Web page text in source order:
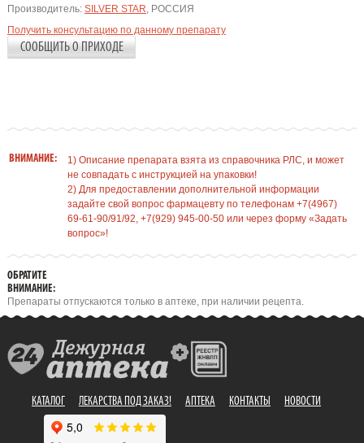
Производитель: SILVER STAR, РОССИЯ
Получить консультацию по данному препарату
СООБЩИТЬ О ПРИХОДЕ
ВНИМАНИЕ:
1) Описание препарата взята из справочника РЛС, и может
не совпадать с инструкцией на упаковки!
2) Для предоставлении дополнительной информации
задайте свой вопрос фармацевту по телефонам +7(4967)
69-61-90/91/92, +7(929) 945-00-50 или через форму «Задать
вопрос»!
ОБРАТИТЕ
ВНИМАНИЕ:
Препараты отпускаются только в аптеке, при наличии рецепта.
КАТАЛОГ ЛЕКАРСТВА ПОД ЗАКАЗ! АПТЕКА КОНТАКТЫ НОВОСТИ